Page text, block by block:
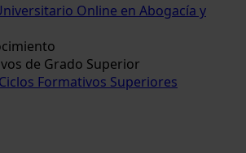
Online en Abogacía y
de Grado Superior
Formativos Superiores